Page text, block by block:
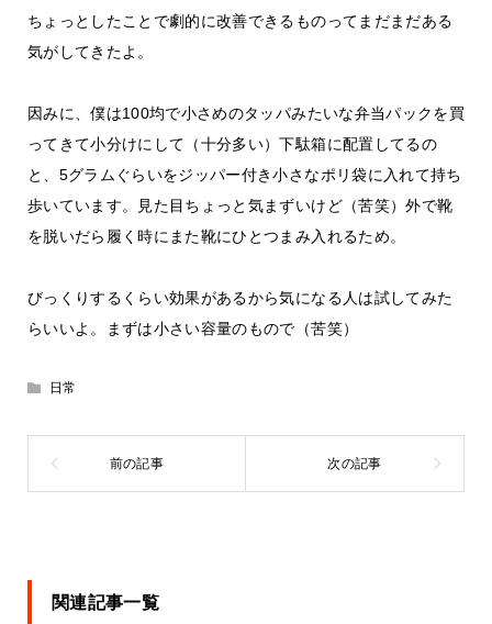
ちょっとしたことで劇的に改善できるものってまだまだある
気がしてきたよ。
因みに、僕は100均で小さめのタッパみたいな弁当パックを買
ってきて小分けにして（十分多い）下駄箱に配置してるの
と、5グラムぐらいをジッパー付き小さなポリ袋に入れて持ち
歩いています。見た目ちょっと気まずいけど（苦笑）外で靴
を脱いだら履く時にまた靴にひとつまみ入れるため。
びっくりするくらい効果があるから気になる人は試してみた
らいいよ。まずは小さい容量のもので（苦笑）
日常
関連記事一覧